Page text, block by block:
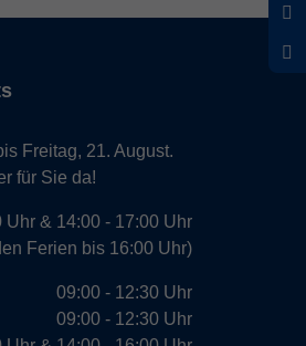
Freitag, 21. August.
für Sie da!
Uhr & 14:00 - 17:00 Uhr
Ferien bis 16:00 Uhr)
09:00 - 12:30 Uhr
09:00 - 12:30 Uhr